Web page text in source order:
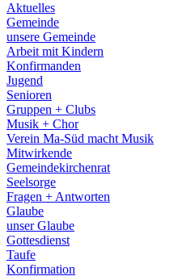
Aktuelles
Gemeinde
unsere Gemeinde
Arbeit mit Kindern
Konfirmanden
Jugend
Senioren
Gruppen + Clubs
Musik + Chor
Verein Ma-Süd macht Musik
Mitwirkende
Gemeindekirchenrat
Seelsorge
Fragen + Antworten
Glaube
unser Glaube
Gottesdienst
Taufe
Konfirmation